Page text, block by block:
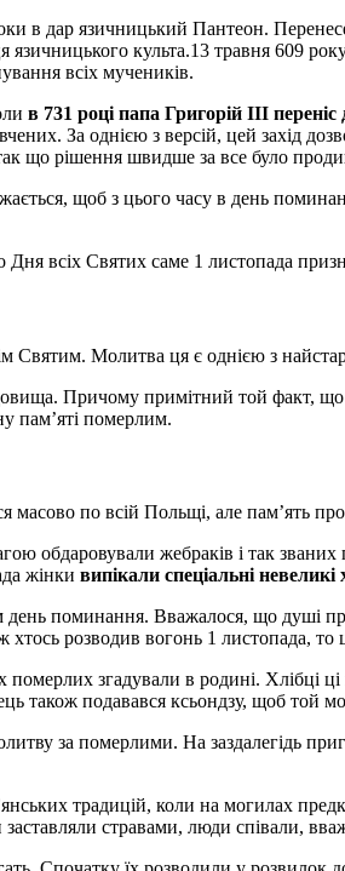
в дар язичницький Пантеон.
язичницького культа.13 травня 609
всіх мучеників.
в 731 році папа Григорій III
За однією з версій, цей захід
що рішення швидше за все було
щоб з цього часу в день
всіх Святих саме 1 листопада
Святим. Молитва ця є однією з
Причому примітний той факт, що
пам’яті померлим.
масово по всій Польщі, але пам’ять
обдаровували жебраків і так званих
жінки випікали спеціальні невеликі
поминання. Вважалося, що душі
розводив вогонь 1 листопада,
померлих згадували в родині.
також подавався ксьондзу, щоб той
за померлими. На заздалегідь
традицій, коли на могилах
стравами, люди співали,